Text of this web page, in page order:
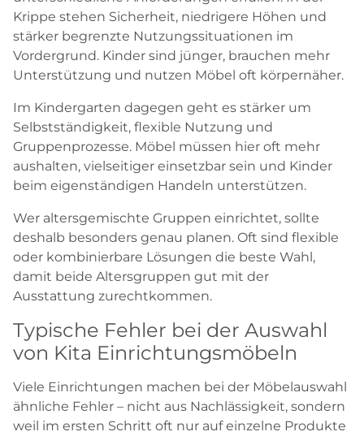
Krippe stehen Sicherheit, niedrigere Höhen und
stärker begrenzte Nutzungssituationen im
Vordergrund. Kinder sind jünger, brauchen mehr
Unterstützung und nutzen Möbel oft körpernäher.
Im Kindergarten dagegen geht es stärker um
Selbstständigkeit, flexible Nutzung und
Gruppenprozesse. Möbel müssen hier oft mehr
aushalten, vielseitiger einsetzbar sein und Kinder
beim eigenständigen Handeln unterstützen.
Wer altersgemischte Gruppen einrichtet, sollte
deshalb besonders genau planen. Oft sind flexible
oder kombinierbare Lösungen die beste Wahl,
damit beide Altersgruppen gut mit der
Ausstattung zurechtkommen.
Typische Fehler bei der Auswahl
von Kita Einrichtungsmöbeln
Viele Einrichtungen machen bei der Möbelauswahl
ähnliche Fehler – nicht aus Nachlässigkeit, sondern
weil im ersten Schritt oft nur auf einzelne Produkte